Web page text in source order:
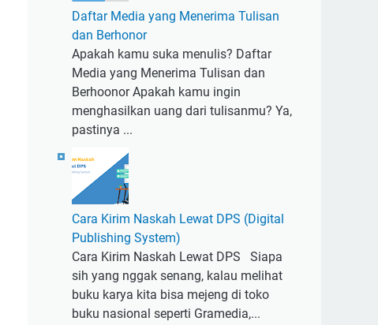
Daftar Media yang Menerima Tulisan
dan Berhonor
Apakah kamu suka menulis? Daftar
Media yang Menerima Tulisan dan
Berhoonor Apakah kamu ingin
menghasilkan uang dari tulisanmu? Ya,
pastinya ...
Cara Kirim Naskah Lewat DPS (Digital
Publishing System)
Cara Kirim Naskah Lewat DPS Siapa
sih yang nggak senang, kalau melihat
buku karya kita bisa mejeng di toko
buku nasional seperti Gramedia,...